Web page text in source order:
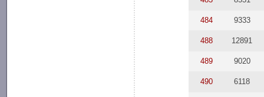
484 9333
488 12891
489 9020
490 6118